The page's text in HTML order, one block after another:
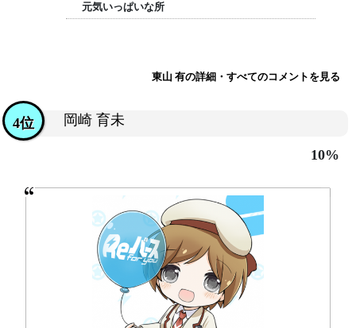
元気いっぱいな所
東山 有の詳細・すべてのコメントを見る
岡崎 育未
4位
10%